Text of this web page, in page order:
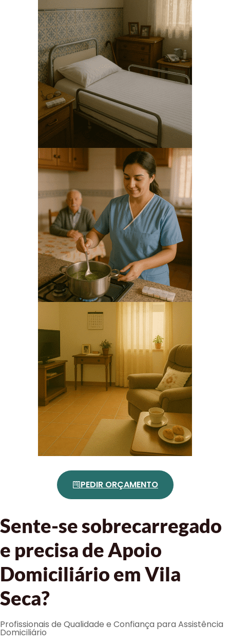
PEDIR ORÇAMENTO
Sente-se sobrecarregado
e precisa de Apoio
Domiciliário em Vila
Seca?
Profissionais de Qualidade e Confiança para Assistência
Domiciliário